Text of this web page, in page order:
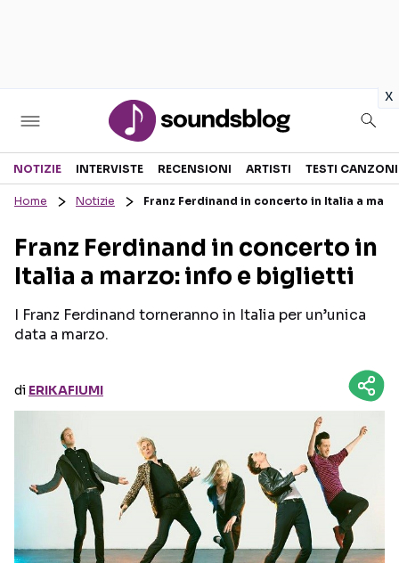
x
Sezioni
RECENSIONI MUSICALI
INTERVISTE
GOSSIP E CURIOSITÀ
TESTI CANZONI
TOUR ED EVENTI
TALENT SHOW
Seguici sui social
NOTIZIE INTERVISTE RECENSIONI ARTISTI TESTI CANZONI
Home Notizie Franz Ferdinand in concerto in Italia a
Franz Ferdinand in concerto in
Italia a marzo: info e biglietti
I Franz Ferdinand torneranno in Italia per un’unica
data a marzo.
di ERIKAFIUMI